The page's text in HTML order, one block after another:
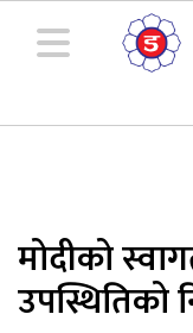
मोदीको
उपस्थितिको